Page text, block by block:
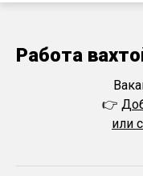
Работа
👉
или